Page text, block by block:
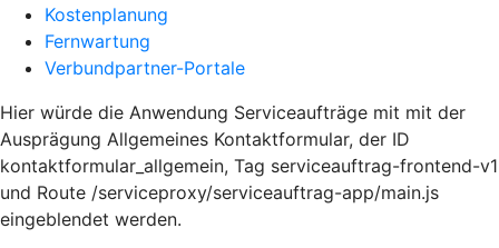
Kostenplanung
Fernwartung
Verbundpartner-Portale
Hier würde die Anwendung Serviceaufträge mit mit der
Ausprägung Allgemeines Kontaktformular, der ID
kontaktformular_allgemein, Tag serviceauftrag-frontend-v1
und Route /serviceproxy/serviceauftrag-app/main.js
eingeblendet werden.